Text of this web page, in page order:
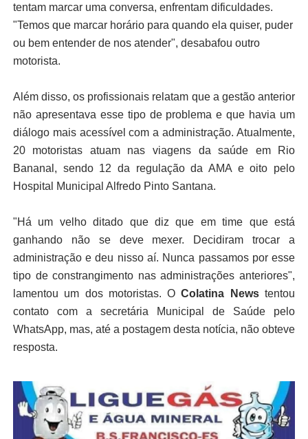
tentam marcar uma conversa, enfrentam dificuldades.
"Temos que marcar horário para quando ela quiser, puder
ou bem entender de nos atender", desabafou outro
motorista.
Além disso, os profissionais relatam que a gestão anterior
não apresentava esse tipo de problema e que havia um
diálogo mais acessível com a administração. Atualmente,
20 motoristas atuam nas viagens da saúde em Rio
Bananal, sendo 12 da regulação da AMA e oito pelo
Hospital Municipal Alfredo Pinto Santana.
"Há um velho ditado que diz que em time que está
ganhando não se deve mexer. Decidiram trocar a
administração e deu nisso aí. Nunca passamos por esse
tipo de constrangimento nas administrações anteriores",
lamentou um dos motoristas. OColatina Newstentou
contato com a secretária Municipal de Saúde pelo
WhatsApp, mas, até a postagem desta notícia, não obteve
resposta.